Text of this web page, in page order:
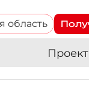
область